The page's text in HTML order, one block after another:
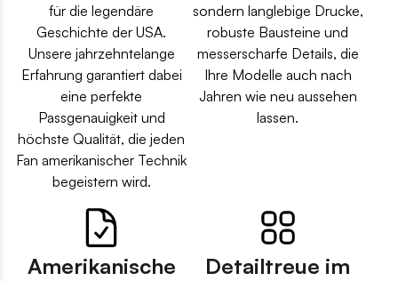
für die legendäre
Geschichte der USA.
Unsere jahrzehntelange
Erfahrung garantiert dabei
eine perfekte
Passgenauigkeit und
höchste Qualität, die jeden
Fan amerikanischer Technik
begeistern wird.
sondern langlebige Drucke,
robuste Bausteine und
messerscharfe Details, die
Ihre Modelle auch nach
Jahren wie neu aussehen
lassen.
Amerikanische
Detailtreue im